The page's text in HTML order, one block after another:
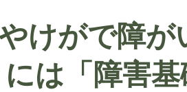
けがで障が
は「障害